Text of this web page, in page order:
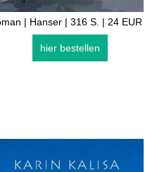
| Hanser | 316 S. | 24 EUR
hier bestellen